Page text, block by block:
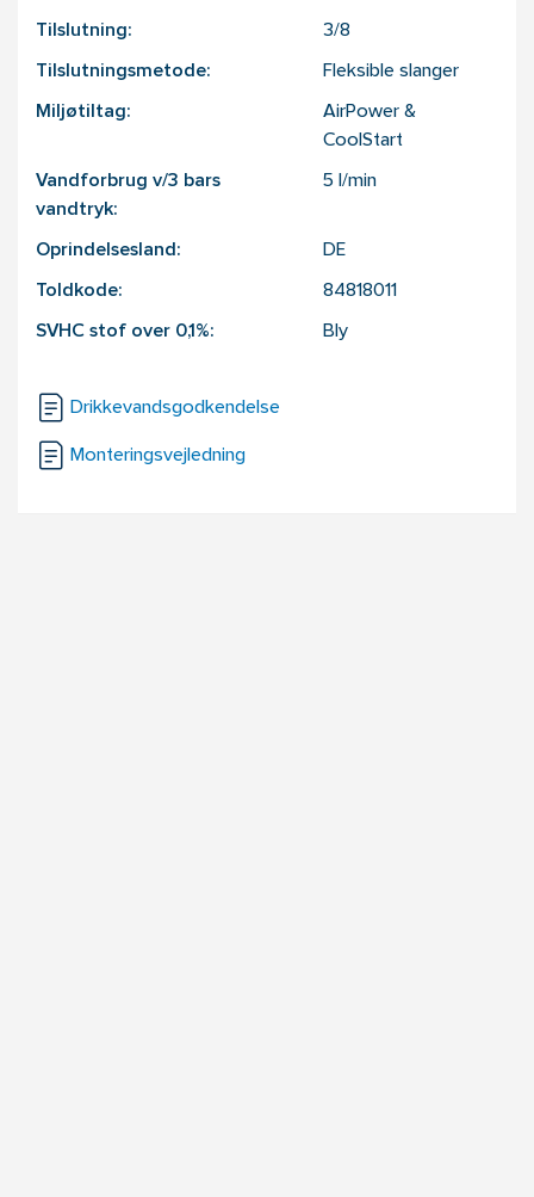
Tilslutning: 3/8
Tilslutningsmetode: Fleksible slanger
Miljøtiltag:
AirPower &
CoolStart
Vandforbrug v/3 bars
vandtryk:
5 l/min
Oprindelsesland: DE
Toldkode: 84818011
SVHC stof over 0,1%: Bly
Drikkevandsgodkendelse
Monteringsvejledning